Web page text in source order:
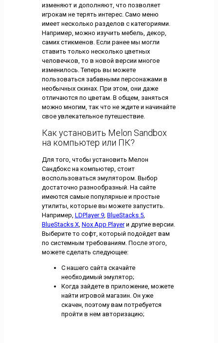
изменяют и дополняют, что позволяет
игрокам не терять интерес. Само меню
имеет несколько разделов с категориями.
Например, можно изучить мебель, декор,
самих стикменов. Если ранее мы могли
ставить только несколько цветных
человечков, то в новой версии многое
изменилось. Теперь вы можете
пользоваться забавными персонажами в
необычных скинах. При этом, они даже
отличаются по цветам. В общем, заняться
можно многим, так что не ждите и начинайте
свое увлекательное путешествие.
Как установить Melon Sandbox
на компьютер или ПК?
Для того, чтобы установить Мелон
Сандбокс на компьютер, стоит
воспользоваться эмулятором. Выбор
достаточно разнообразный. На сайте
имеются самые популярные и простые
утилиты, которые вы можете запустить.
Например, LDPlayer 9, BlueStacks 5,
BlueStacks X, Nox App Playerи другие версии.
Выберите то софт, который подойдет вам
по системным требованиям. После этого,
можете сделать следующее:
С нашего сайта скачайте
необходимый эмулятор;
Когда зайдете в приложение, можете
найти игровой магазин. Он уже
скачен, поэтому вам потребуется
пройти в нем авторизацию;